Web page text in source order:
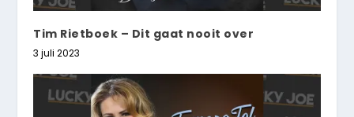
Tim Rietboek – Dit gaat nooit over
3 juli 2023